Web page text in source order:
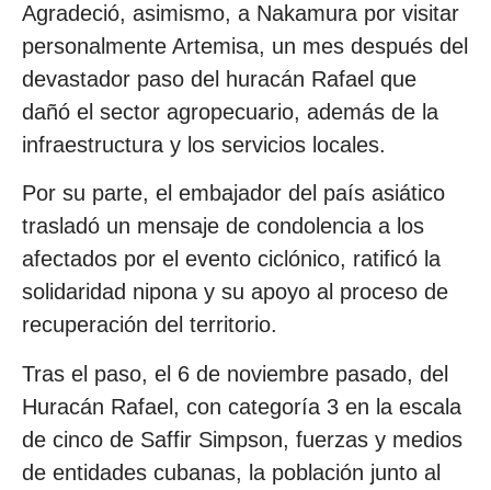
Agradeció, asimismo, a Nakamura por visitar
personalmente Artemisa, un mes después del
devastador paso del huracán Rafael que
dañó el sector agropecuario, además de la
infraestructura y los servicios locales.
Por su parte, el embajador del país asiático
trasladó un mensaje de condolencia a los
afectados por el evento ciclónico, ratificó la
solidaridad nipona y su apoyo al proceso de
recuperación del territorio.
Tras el paso, el 6 de noviembre pasado, del
Huracán Rafael, con categoría 3 en la escala
de cinco de Saffir Simpson, fuerzas y medios
de entidades cubanas, la población junto al